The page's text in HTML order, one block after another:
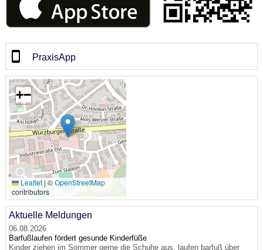
PraxisApp
🔍
+−
Leaflet | ©OpenStreetMap
contributors
Aktuelle Meldungen
06.08.2026
Barfußlaufen fördert gesunde Kinderfüße
Kinder ziehen im Sommer gerne die Schuhe aus, laufen barfuß über